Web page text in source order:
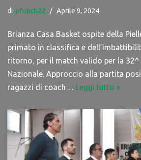
di infobcb22 Aprile 9, 2024
Brianza Casa Basket ospite della
primato in classifica e
ritorno, per il match valido per la 32^
Nazionale. Approccio alla partita
ragazzi di coach… Leggi tutto »